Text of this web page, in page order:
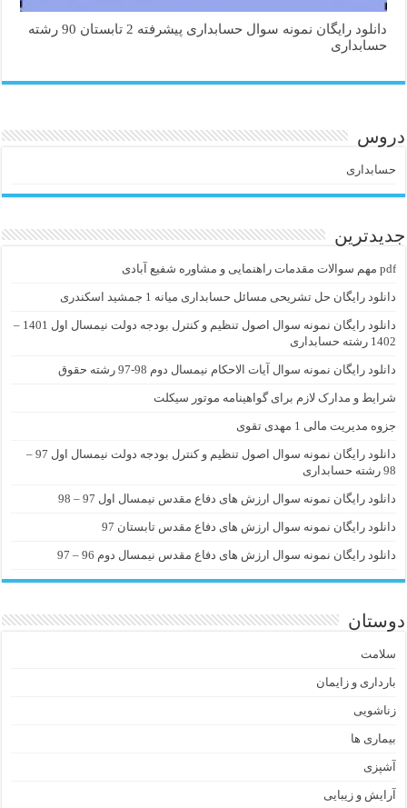
دانلود رایگان نمونه سوال حسابداری پیشرفته 2 تابستان 90 رشته
حسابداری
دروس
حسابداری
جدیدترین
pdf مهم سوالات مقدمات راهنمایی و مشاوره شفیع آبادی
دانلود رایگان حل تشریحی مسائل حسابداری میانه 1 جمشید اسکندری
دانلود رایگان نمونه سوال اصول تنظیم و کنترل بودجه دولت نیمسال اول 1401 –
1402 رشته حسابداری
دانلود رایگان نمونه سوال آیات الاحکام نیمسال دوم 98-97 رشته حقوق
شرایط و مدارک لازم برای گواهینامه موتور سیکلت
جزوه مدیریت مالی 1 مهدی تقوی
دانلود رایگان نمونه سوال اصول تنظیم و کنترل بودجه دولت نیمسال اول 97 –
98 رشته حسابداری
دانلود رایگان نمونه سوال ارزش های دفاع مقدس نیمسال اول 97 – 98
دانلود رایگان نمونه سوال ارزش های دفاع مقدس تابستان 97
دانلود رایگان نمونه سوال ارزش های دفاع مقدس نیمسال دوم 96 – 97
دوستان
سلامت
بارداری و زایمان
زناشویی
بیماری ها
آشپزی
آرایش و زیبایی